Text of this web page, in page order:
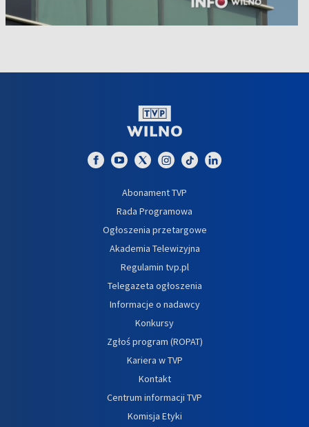
Abonament TVP
Rada Programowa
Ogłoszenia przetargowe
Akademia Telewizyjna
Regulamin tvp.pl
Telegazeta ogłoszenia
Informacje o nadawcy
Konkursy
Zgłoś program (ROPAT)
Kariera w TVP
Kontakt
Centrum informacji TVP
Komisja Etyki